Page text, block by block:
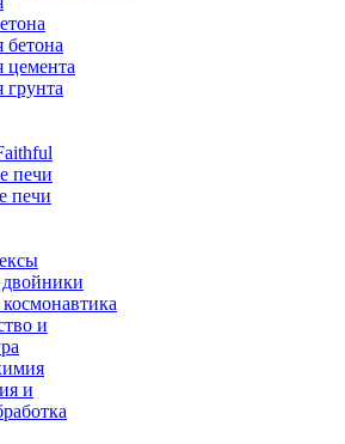
цемента
печи
печи
и
и